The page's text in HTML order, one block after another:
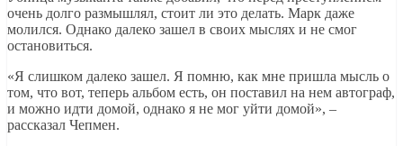
очень долго размышлял, стоит ли это делать. Марк даже
молился. Однако далеко зашел в своих мыслях и не смог
остановиться.
«Я слишком далеко зашел. Я помню, как мне пришла мысль о
том, что вот, теперь альбом есть, он поставил на нем автограф,
и можно идти домой, однако я не мог уйти домой», –
рассказал Чепмен.